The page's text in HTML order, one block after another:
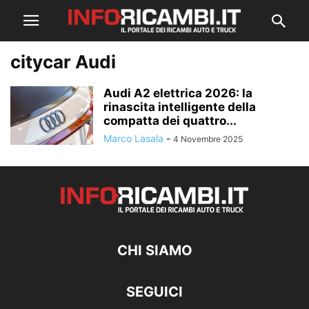
citycar Audi
Audi A2 elettrica 2026: la
rinascita intelligente della
compatta dei quattro...
Marco Lasala - 4 Novembre 2025
CHI SIAMO
SEGUICI